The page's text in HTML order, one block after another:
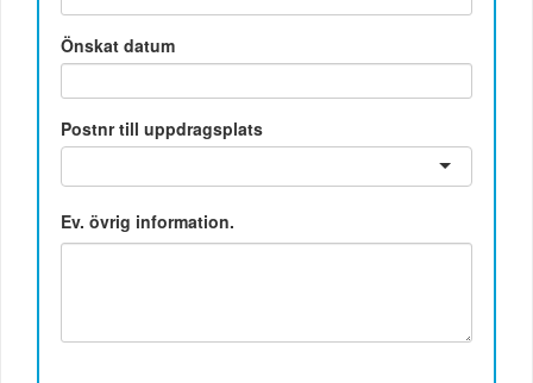
Önskat datum
Postnr till uppdragsplats
Ev. övrig information.